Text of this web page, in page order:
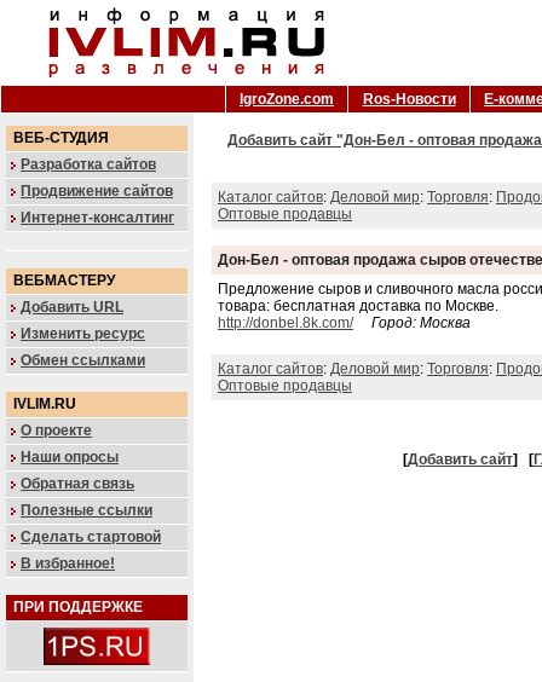
IgroZone.com Ros-Новости Е-
ВЕБ-СТУДИЯ
Разработка сайтов
Продвижение сайтов
Интернет-консалтинг
ВЕБМАСТЕРУ
Добавить URL
Изменить ресурс
Обмен ссылками
IVLIM.RU
О проекте
Наши опросы
Обратная связь
Полезные ссылки
Сделать стартовой
В избранное!
ПРИ ПОДДЕРЖКЕ
Добавить сайт "Дон-Бел - оптовая
Каталог сайтов: Деловой мир: Торговля:
Оптовые продавцы
Дон-Бел - оптовая продажа сыров
Предложение сыров и сливочного масла
товара: бесплатная доставка по Москве.
http://donbel.8k.com/
Город: Москва
Каталог сайтов: Деловой мир: Торговля:
Оптовые продавцы
[Добавить сайт] [